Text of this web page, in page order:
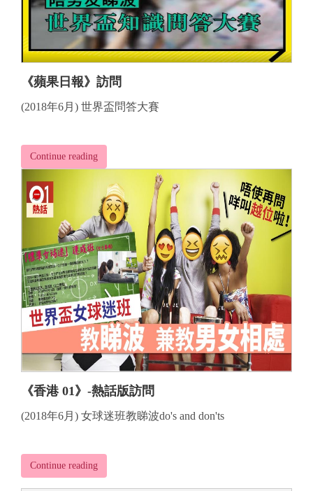
《蘋果日報》訪問
(2018年6月) 世界盃問答大賽
Continue reading
《香港 01》-熱話版訪問
(2018年6月) 女球迷班教睇波do's and don'ts
Continue reading